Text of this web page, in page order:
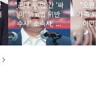
"군대 두 번 간 '싸
이' 의료법 위반
수사" 소속사, 수
면제 대리수령 불
찰...
"오랜
가족 되
이민우